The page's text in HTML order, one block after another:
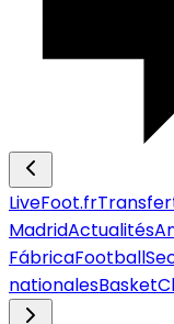
LiveFoot.fr
MadridActualités
FábricaFootball
nationalesBasket